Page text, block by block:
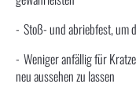
Stoß- und abriebfest, um
Weniger anfällig für
neu aussehen zu lassen